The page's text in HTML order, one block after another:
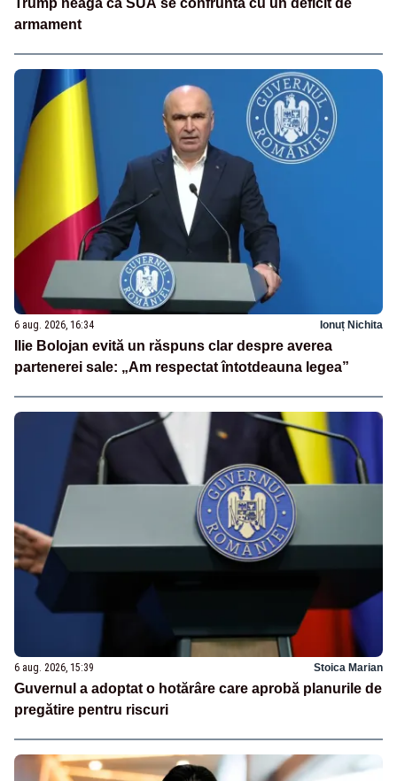
Trump neagă că SUA se confruntă cu un deficit de
armament
6 aug. 2026, 16:34 Ionuț Nichita
Ilie Bolojan evită un răspuns clar despre averea
partenerei sale: „Am respectat întotdeauna legea”
6 aug. 2026, 15:39 Stoica Marian
Guvernul a adoptat o hotărâre care aprobă planurile de
pregătire pentru riscuri